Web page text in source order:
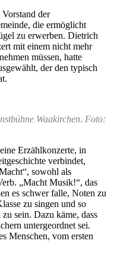
der
die ermöglicht
zu erwerben. Dietrich
mit einem nicht mehr
müssen, hatte
der den typisch
Waakirchen. Foto:
Erzählkonzerte, in
verbindet,
sowohl als
„Macht Musik!“, das
es schwer falle, Noten zu
zu singen und so
sein. Dazu käme, dass
untergeordnet sei.
Menschen, vom ersten